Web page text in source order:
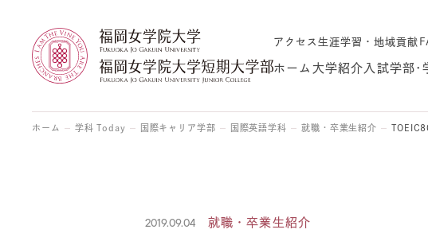
アクセス生涯学習・地域貢献
ホーム 大学紹介 入試学部･
ホーム 学科 Today 国際キャリア学部 国際英語学科 就職・卒業生紹介
2019.09.04 就職・卒業生紹介